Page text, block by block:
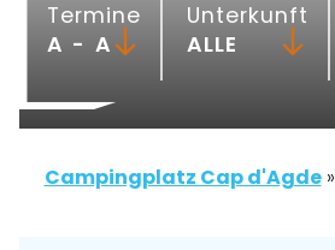
Termine
-
Unterkunft
Campingplatz Cap d'Agde»